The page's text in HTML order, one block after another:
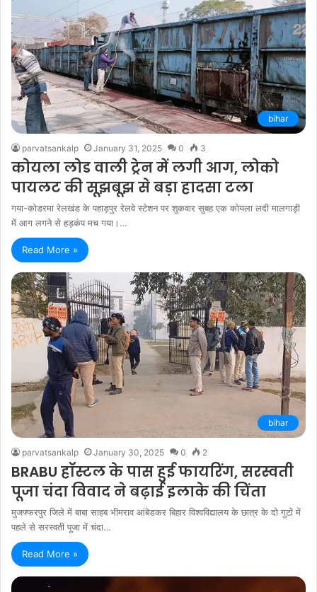
bihar
parvatsankalp January 31, 2025 0 3
कोयला लोड वाली ट्रेन में लगी आग, लोको
पायलट की सूझबूझ से बड़ा हादसा टला
गया-कोडरमा रेलखंड के पहाड़पुर रेलवे स्टेशन पर शुकवार सुबह एक कोयला लदी मालगाड़ी
में आग लगने से हड़कंप मच गया।…
Read More »
bihar
parvatsankalp January 30, 2025 0 2
BRABU हॉस्टल के पास हुई फायरिंग, सरस्वती
पूजा चंदा विवाद ने बढ़ाई इलाके की चिंता
मुजफ्फरपुर जिले में बाबा साहब भीमराव आंबेडकर बिहार विश्वविद्यालय के छात्र के दो गुटों में
पहले से सरस्वती पूजा में चंदा…
Read More »